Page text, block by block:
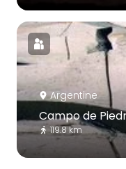
Argentine
Campo de
119.8 km